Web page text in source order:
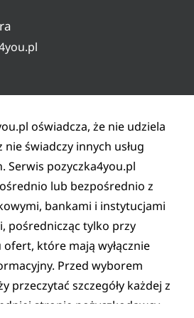
oświadcza, że nie udziela
nie świadczy innych usług
Serwis pozyczka4you.pl
lub bezpośrednio z
bankami i instytucjami
pośrednicząc tylko przy
które mają wyłącznie
Przed wyborem
przeczytać szczegóły każdej z
stronie pożyczkodawcy.